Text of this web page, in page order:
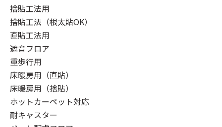
捨貼工法用
捨貼工法（根太貼OK）
直貼工法用
遮音フロア
重歩行用
床暖房用（直貼）
床暖房用（捨貼）
ホットカーペット対応
耐キャスター